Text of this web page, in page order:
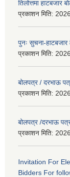
तिलोत्तमा हाटबजार
प्रकाशन मिति:
पुनः सुचना-हाटबजार
प्रकाशन मिति:
बोलपत्र / दरभाऊ
प्रकाशन मिति:
बोलपत्र /दरभाऊ
प्रकाशन मिति:
Invitation For
Bidders For